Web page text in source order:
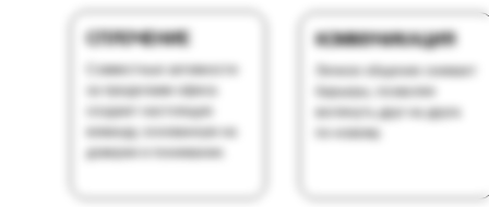
СПЛОЧЕНИЕ
Совместные активности
за пределами офиса
создают настоящую
команду, основанную на
доверии и понимании.
КОММУНИКАЦИЯ
Личное общение снимает
барьеры, позволяя
взглянуть друг на друга
по-новому.